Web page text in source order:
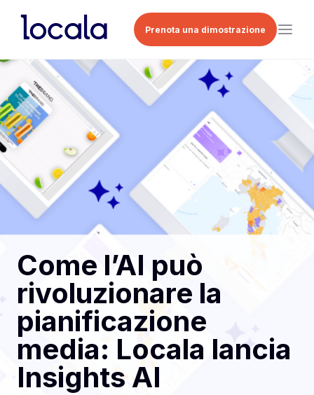
Prenota una dimostrazione
Come l’AI può
rivoluzionare la
pianificazione
media: Locala lancia
Insights AI